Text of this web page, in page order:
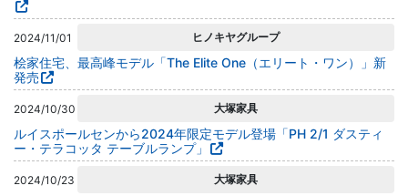
2024/11/01 ヒノキヤグループ
桧家住宅、最高峰モデル「The Elite One（エリート・ワン）」新
発売
2024/10/30 大塚家具
ルイスポールセンから2024年限定モデル登場「PH 2/1 ダスティ
ー・テラコッタ テーブルランプ」
2024/10/23 大塚家具